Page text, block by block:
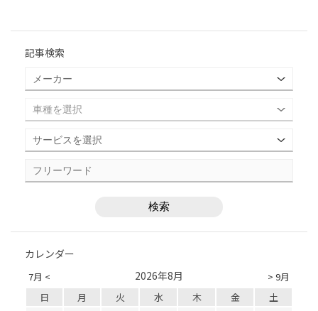
記事検索
カレンダー
7月 < > 9月
2026年8月
日 月 火 水 木 金
土